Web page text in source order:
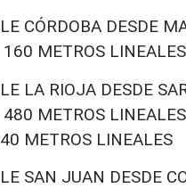
CÓRDOBA DESDE
METROS
LA RIOJA DESDE
METROS
METROS LINEALES
SAN JUAN DESDE